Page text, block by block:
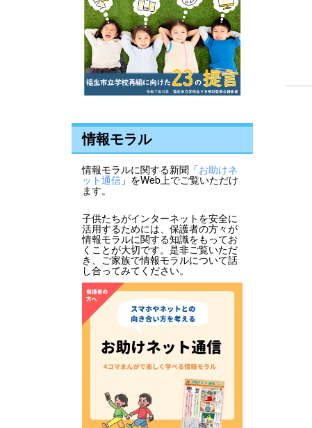
情報モラル
情報モラルに関する新聞「お助けネ
ット通信 」をWeb上でご覧いただけ
ます。
子供たちがインターネットを安全に
活用するためには、保護者の方々が
情報モラルに関する知識をもってお
くことが大切です。是非ご覧いただ
き、ご家族で情報モラルについて話
し合ってみてください。